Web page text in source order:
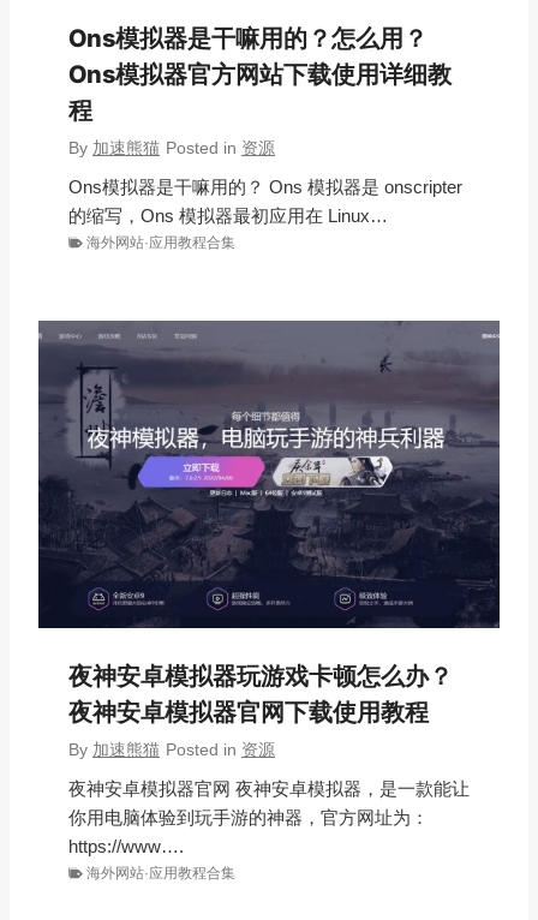
Ons模拟器是干嘛用的？怎么用？
Ons模拟器官方网站下载使用详细教
程
By 加速熊猫 Posted in 资源
Ons模拟器是干嘛用的？ Ons 模拟器是 onscripter
的缩写，Ons 模拟器最初应用在 Linux…
海外网站·应用教程合集
夜神安卓模拟器玩游戏卡顿怎么办？
夜神安卓模拟器官网下载使用教程
By 加速熊猫 Posted in 资源
夜神安卓模拟器官网 夜神安卓模拟器，是一款能让
你用电脑体验到玩手游的神器，官方网址为：
https://www….
海外网站·应用教程合集